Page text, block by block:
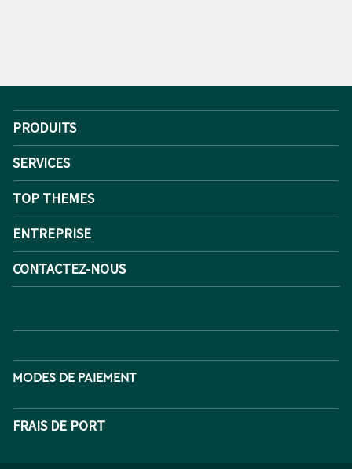
PRODUITS
SERVICES
TOP THEMES
ENTREPRISE
CONTACTEZ-NOUS
MODES DE PAIEMENT
FRAIS DE PORT